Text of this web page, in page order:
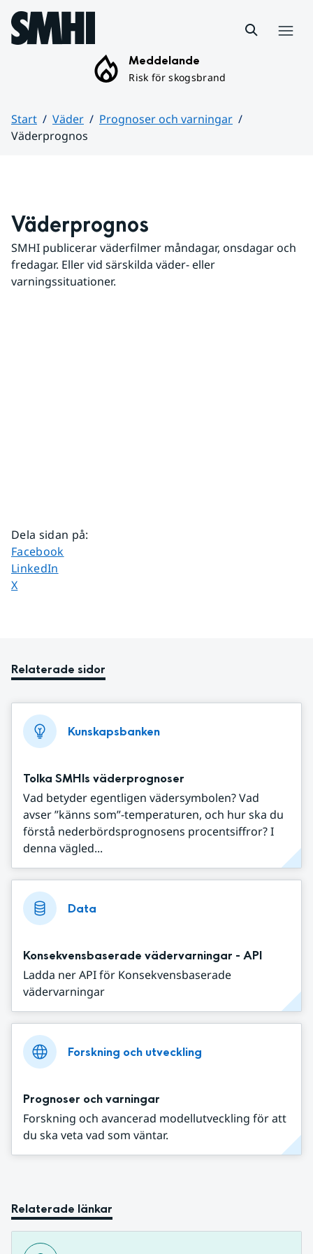
Hoppa till sidans innehåll
Meddelande
Risk för skogsbrand
Start Väder
Prognoser och varningar
Väderprognos
Väderprognos
SMHI publicerar väderfilmer måndagar, onsdagar och
fredagar. Eller vid särskilda väder- eller
varningssituationer.
Dela sidan på:
Dela sidan på
Facebook
Dela sidan på
LinkedIn
Dela sidan på
X
Relaterade sidor
Kunskapsbanken
Tolka SMHIs väderprognoser
Vad betyder egentligen vädersymbolen? Vad
avser ”känns som”-temperaturen, och hur ska du
förstå nederbördsprognosens procentsiffror? I
denna vägled...
Data
Konsekvensbaserade vädervarningar - API
Ladda ner API för Konsekvensbaserade
vädervarningar
Forskning och utveckling
Prognoser och varningar
Forskning och avancerad modellutveckling för att
du ska veta vad som väntar.
Relaterade länkar